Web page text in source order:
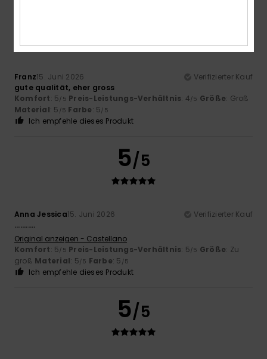
Franz15. Juni 2026
Verifizierter Kauf
gute qualität, eher gross
Komfort: 5/5 Preis-Leistungs-Verhältnis: 4/5 Größe: Groß
Material: 5 /5 Farbe: 5/5
Ich empfehle dieses Produkt
5/5
Anna Jessica15. Juni 2026
Verifizierter Kauf
...........
Original anzeigen - Castellano
Komfort: 5/5 Preis-Leistungs-Verhältnis: 5/5 Größe: Zu
groß Material: 5/5 Farbe: 5 /5
Ich empfehle dieses Produkt
5/5